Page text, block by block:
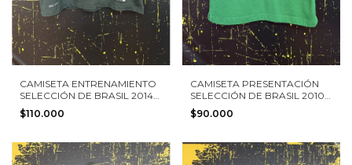
CAMISETA ENTRENAMIENTO
SELECCIÓN DE BRASIL 2014
NIKE TALLA S
$110.000
CAMISETA PRESENTACIÓN
SELECCIÓN DE BRASIL 2010
NIKE TALLA S
$90.000